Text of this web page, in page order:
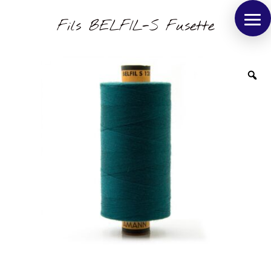
Fils BELFIL-S Fusette